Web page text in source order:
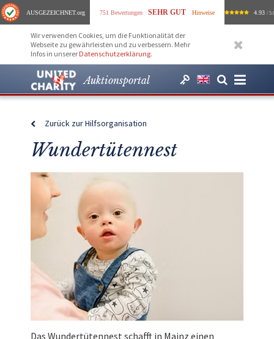
AUSGEZEICHNET.org 751 Bewertungen SEHR GUT Hinweise 4.93 /
Wir verwenden Cookies, um die Funktionalität der
Webseite zu gewährleisten und zu verbessern. Mehr
Infos in unserer Datenschutzerklärung.
Auktionsportal
Zurück zur Hilfsorganisation
Wundertütennest
Das Wundertütennest schafft in Mainz einen